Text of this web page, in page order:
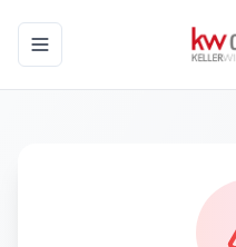
Toggle navigation menu